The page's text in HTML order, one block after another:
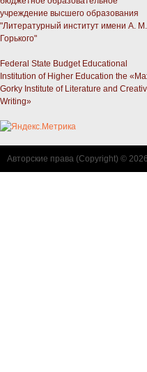
учреждение высшего образования
"Литературный институт имени А. М.
Горького"
Federal State Budget Educational
Institution of Higher Education the
Gorky Institute of Literature and
Writing»
Авторские права (Copyright) ©